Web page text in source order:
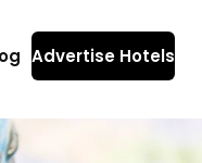
Advertise Hotels